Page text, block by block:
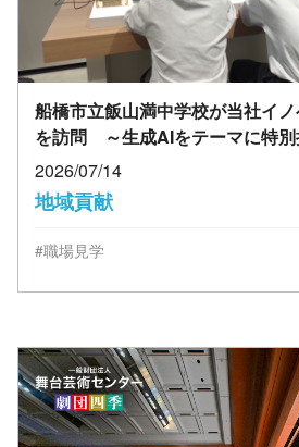
船橋市立飯山満中学校が当社イ
を訪問 ～生成AIをテーマに特別
2026/07/14
地域貢献
#職場見学